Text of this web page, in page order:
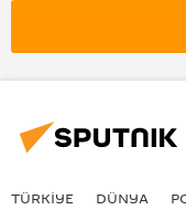
Kayrat Abdrahmanov
Garantör ülkeler
TÜRKIYE DÜNYA